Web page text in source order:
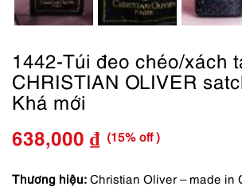
1442-Túi đeo chéo/xách
CHRISTIAN OLIVER
Khá mới
Giá
gốc
638,000 ₫
Giá
hiện
(15% off )
Thương hiệu: Christian Oliver – made in